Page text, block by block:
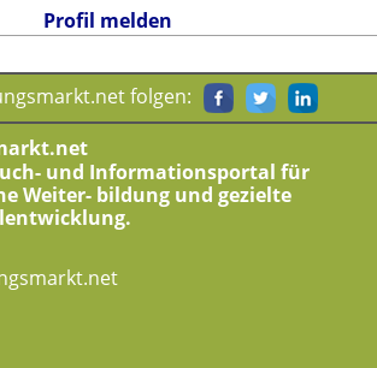
Profil melden
folgen:
und Informationsportal für
Weiter- bildung und gezielte